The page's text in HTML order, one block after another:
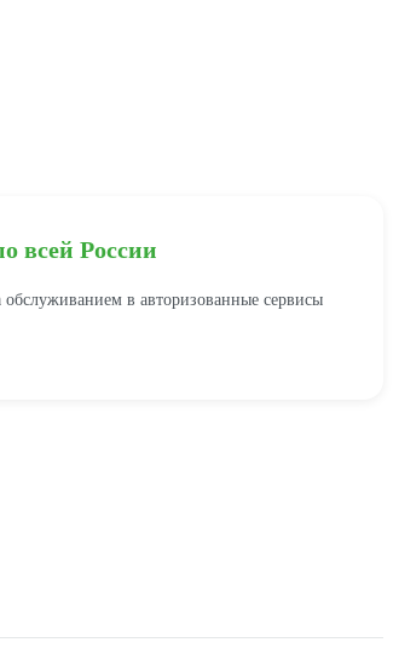
всей России
обслуживанием в авторизованные сервисы